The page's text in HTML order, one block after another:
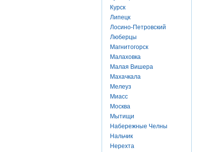
Курск
Липецк
Лосино-Петровский
Люберцы
Магнитогорск
Малаховка
Малая Вишера
Махачкала
Мелеуз
Миасс
Москва
Мытищи
Набережные Челны
Нальчик
Нерехта